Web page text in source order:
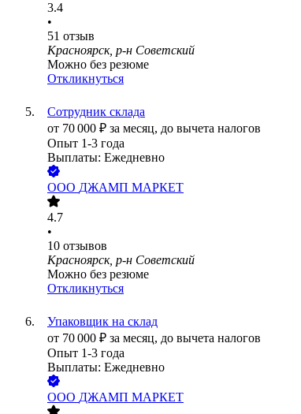
3.4
•
51 отзыв
Красноярск, р-н Советский
Можно без резюме
Откликнуться
Сотрудник склада
от 70 000 ₽ за месяц, до вычета налогов
Опыт 1-3 года
Выплаты: Ежедневно
ООО ДЖАМП МАРКЕТ
4.7
•
10 отзывов
Красноярск, р-н Советский
Можно без резюме
Откликнуться
Упаковщик на склад
от 70 000 ₽ за месяц, до вычета налогов
Опыт 1-3 года
Выплаты: Ежедневно
ООО ДЖАМП МАРКЕТ